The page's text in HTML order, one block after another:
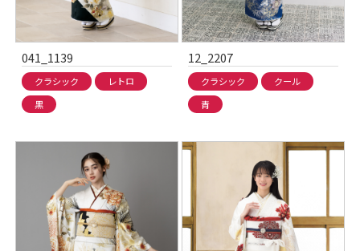
041_1139
クラシック
レトロ
黒
12_2207
クラシック
クール
青